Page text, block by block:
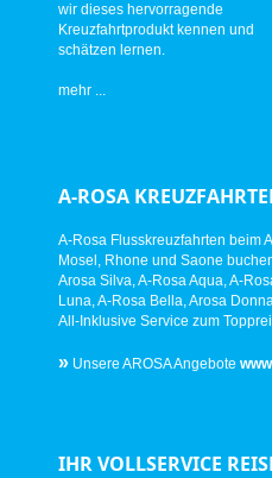
wir dieses hervorragende
Kreuzfahrtprodukt kennen und
schätzen lernen.
mehr ...
A-ROSA
A-Rosa Flusskreuzfahrten beim
Mosel, Rhone und Saone
Arosa Silva, A-Rosa Aqua, A-
Luna, A-Rosa Bella, Arosa
All-Inklusive Service zum
» Unsere AROSA Angebote
IHR VOLLSERVICE